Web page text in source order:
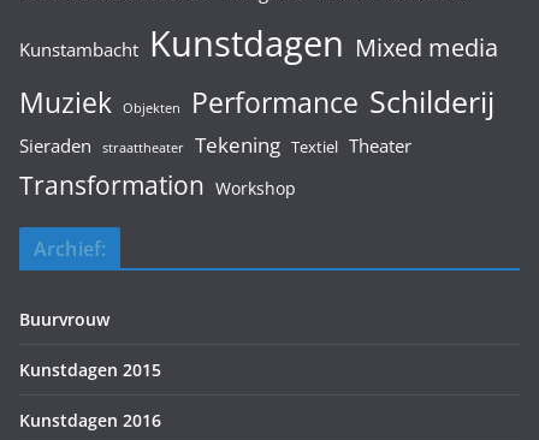
Kunstambacht Kunstdagen Mixed media
Muziek Objekten Performance Schilderij
Sieraden straattheater Tekening Textiel Theater
Transformation Workshop
Archief:
Buurvrouw
Kunstdagen 2015
Kunstdagen 2016